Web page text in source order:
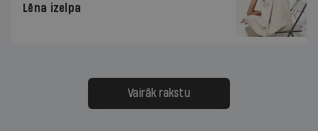
Lēna izelpa
Vairāk rakstu